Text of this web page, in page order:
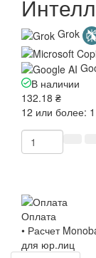
Grok
В наличии
132.18 ₴
12 или более:
Оплата
• Расчет
для юр.лиц